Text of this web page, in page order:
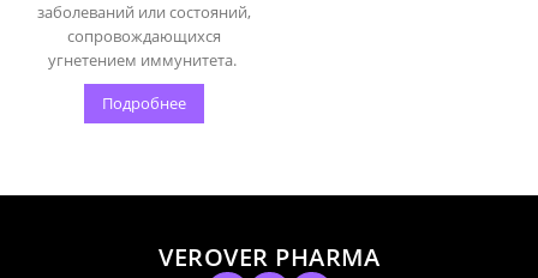
заболеваний или состояний,
сопровождающихся
угнетением иммунитета.
Подробнее
VEROVER PHARMA